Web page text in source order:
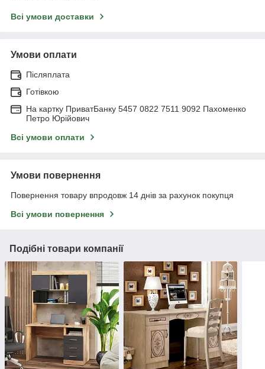
Всі умови доставки
Умови оплати
Післяплата
Готівкою
На картку ПриватБанку 5457 0822 7511 9092 Пахоменко
Петро Юрійович
Всі умови оплати
Умови повернення
Повернення товару впродовж 14 днів за рахунок покупця
Всі умови повернення
Подібні товари компанії